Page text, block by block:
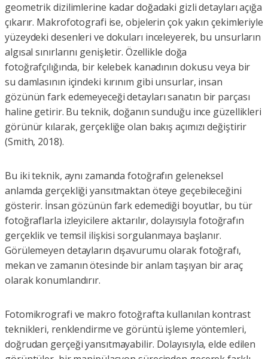
geometrik dizilimlerine kadar doğadaki gizli detayları açığa
çıkarır. Makrofotografi ise, objelerin çok yakın çekimleriyle
yüzeydeki desenleri ve dokuları inceleyerek, bu unsurların
algısal sınırlarını genişletir. Özellikle doğa
fotoğrafçılığında, bir kelebek kanadının dokusu veya bir
su damlasının içindeki kırınım gibi unsurlar, insan
gözünün fark edemeyeceği detayları sanatın bir parçası
haline getirir. Bu teknik, doğanın sunduğu ince güzellikleri
görünür kılarak, gerçekliğe olan bakış açımızı değiştirir
(Smith, 2018).
Bu iki teknik, aynı zamanda fotoğrafın geleneksel
anlamda gerçekliği yansıtmaktan öteye geçebileceğini
gösterir. İnsan gözünün fark edemediği boyutlar, bu tür
fotoğraflarla izleyicilere aktarılır, dolayısıyla fotoğrafın
gerçeklik ve temsil ilişkisi sorgulanmaya başlanır.
Görülemeyen detayların dışavurumu olarak fotoğrafı,
mekan ve zamanın ötesinde bir anlam taşıyan bir araç
olarak konumlandırır.
Fotomikrografi ve makro fotoğrafta kullanılan kontrast
teknikleri, renklendirme ve görüntü işleme yöntemleri,
doğrudan gerçeği yansıtmayabilir. Dolayısıyla, elde edilen